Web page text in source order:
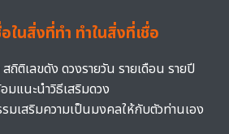
ในสิ่งที่ทำ ทำในสิ่งที่เชื่อ
ถิติเลขดัง ดวงรายวัน รายเดือน รายปี
มแนะนำวิธีเสริมดวง
มเสริมความเป็นมงคลให้กับตัวท่านเอง